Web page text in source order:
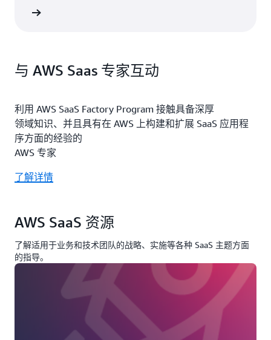
与 AWS Saas 专家互动
利用 AWS SaaS Factory Program 接触具备深厚
领域知识、并且具有在 AWS 上构建和扩展 SaaS 应用程
序方面的经验的
AWS 专家
了解详情
AWS SaaS 资源
了解适用于业务和技术团队的战略、实施等各种 SaaS 主题方面
的指导。